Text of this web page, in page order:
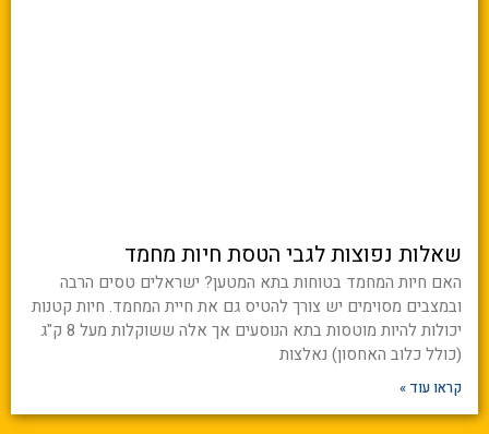
שאלות נפוצות לגבי הטסת חיות מחמד
האם חיות המחמד בטוחות בתא המטען? ישראלים טסים הרבה
ובמצבים מסוימים יש צורך להטיס גם את חיית המחמד. חיות קטנות
יכולות להיות מוטסות בתא הנוסעים אך אלה ששוקלות מעל 8 ק"ג
(כולל כלוב האחסון) נאלצות
קראו עוד »